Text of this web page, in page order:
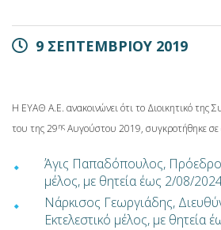
9 ΣΕΠΤΕΜΒΡΙΟΥ 2019
Η ΕΥΑΘ Α.Ε. ανακοινώνει ότι το Διοικητικό της
του της 29ης Αυγούστου 2019, συγκροτήθηκε σε
Άγις Παπαδόπουλος,
μέλος, με θητεία έως 2/08/
Νάρκισος Γεωργιάδης,
Εκτελεστικό μέλος, με θητεία